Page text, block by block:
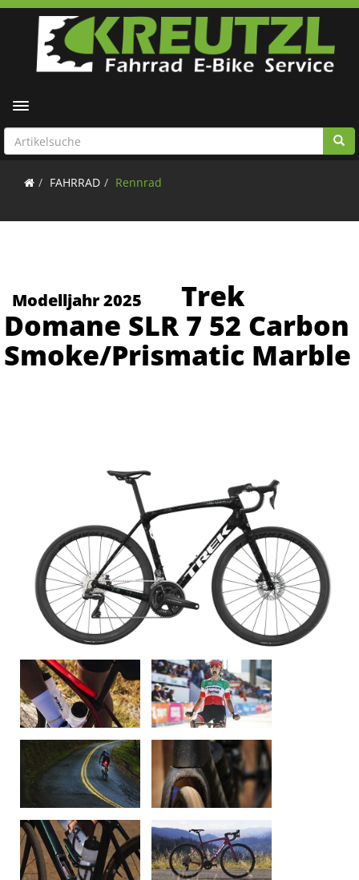
Toggle navigation
FAHRRAD Rennrad
Modelljahr 2025
Trek
Domane SLR 7 52 Carbon
Smoke/Prismatic Marble